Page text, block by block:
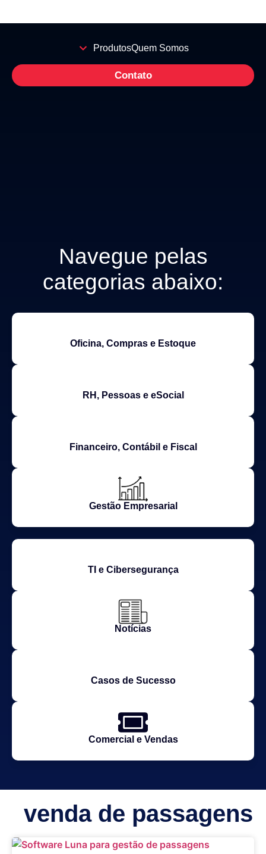
ProdutosQuem Somos
Contato
Navegue pelas
categorias abaixo:
Oficina, Compras e Estoque
RH, Pessoas e eSocial
Financeiro, Contábil e Fiscal
Gestão Empresarial
TI e Cibersegurança
Notícias
Casos de Sucesso
Comercial e Vendas
venda de passagens